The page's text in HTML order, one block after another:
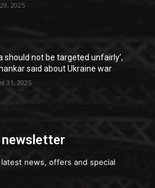
2025
should not be targeted unfairly’,
said about Ukraine war
31, 2025
news, offers and special